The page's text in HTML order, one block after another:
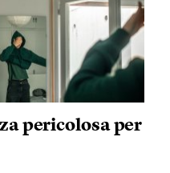
pericolosa per